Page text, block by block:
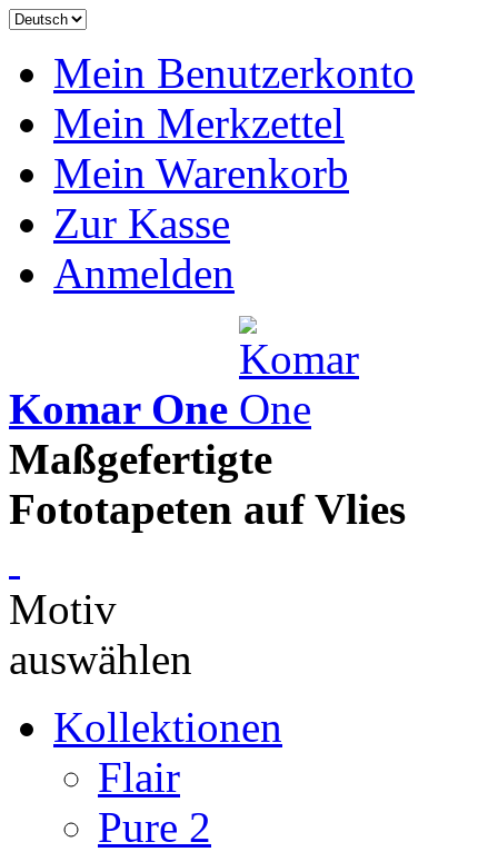
Mein Benutzerkonto
Mein Merkzettel
Mein Warenkorb
Zur Kasse
Anmelden
Komar One
Maßgefertigte
Fototapeten auf Vlies
Motiv
auswählen
Kollektionen
Flair
Pure 2